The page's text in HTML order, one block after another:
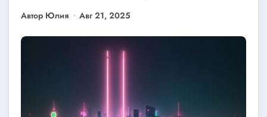
Автор Юлия Авг 21, 2025